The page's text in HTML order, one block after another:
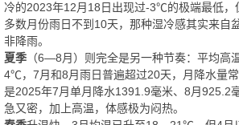
冷的2023年12月18日出现过-3℃的极端最低，
多数月份雨日不到10天，那种湿冷感其实来自
非降雨。
夏季 （6—8月）则完全是另一种节奏：平均
4℃，7月和8月雨日普遍超过20天，月降水量
是2025年7月单月降水1391.9毫米、8月
急又密，加上高温，体感极为闷热。